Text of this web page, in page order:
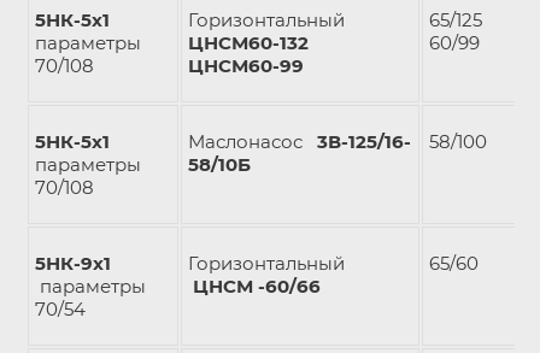
5НК-5х1
параметры
70/108
Горизонтальный
ЦНСМ60-132
ЦНСМ60-99
65/125
60/99
5НК-5х1
параметры
70/108
Маслонасос 3В-125/16-
58/10Б
58/100
5НК-9х1
параметры
70/54
Горизонтальный
ЦНСМ -60/66
65/60